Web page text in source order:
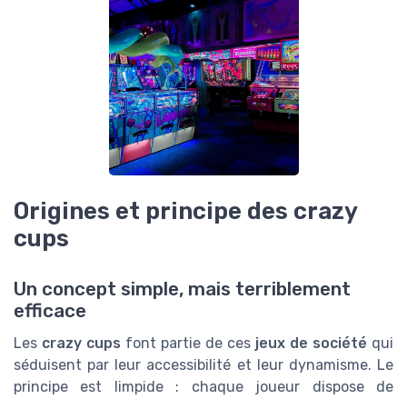
Origines et principe des crazy
cups
Un concept simple, mais terriblement
efficace
Les crazy cups font partie de ces jeux de société qui
séduisent par leur accessibilité et leur dynamisme. Le
principe est limpide : chaque joueur dispose de